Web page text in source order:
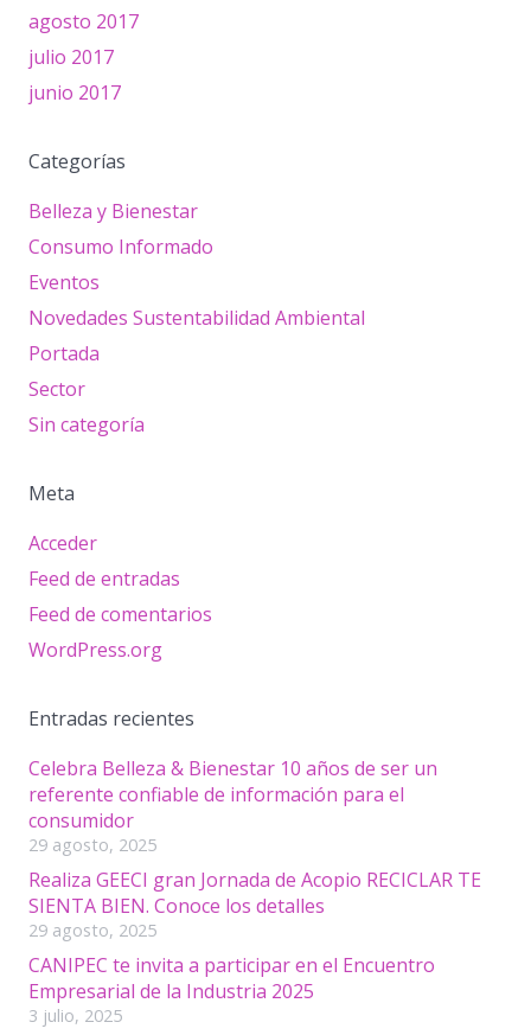
agosto 2017
julio 2017
junio 2017
Categorías
Belleza y Bienestar
Consumo Informado
Eventos
Novedades Sustentabilidad Ambiental
Portada
Sector
Sin categoría
Meta
Acceder
Feed de entradas
Feed de comentarios
WordPress.org
Entradas recientes
Celebra Belleza & Bienestar 10 años de ser un
referente confiable de información para el
consumidor
29 agosto, 2025
Realiza GEECI gran Jornada de Acopio RECICLAR TE
SIENTA BIEN. Conoce los detalles
29 agosto, 2025
CANIPEC te invita a participar en el Encuentro
Empresarial de la Industria 2025
3 julio, 2025